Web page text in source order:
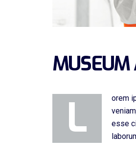
MUSEUM
L
orem
esse